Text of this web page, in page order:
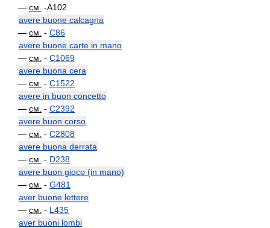
— см. -A102
avere buone calcagna
— см. - C86
avere buone carte in mano
— см. - C1069
avere buona cera
— см. - C1522
avere in buon concetto
— см. - C2392
avere buon corso
— см. - C2808
avere buona derrata
— см. - D238
avere buon gioco (in mano)
— см. - G481
aver buone lettere
— см. - L435
aver buoni lombi